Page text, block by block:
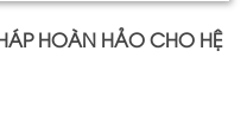
HOÀN HẢO CHO HỆ